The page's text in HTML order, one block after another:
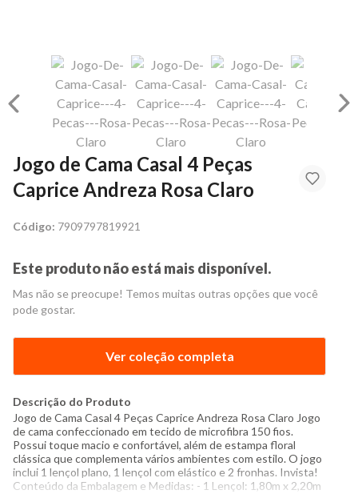
Jogo de Cama Casal 4 Peças
Caprice Andreza Rosa Claro
Código: 7909797819921
Este produto não está mais disponível.
Mas não se preocupe! Temos muitas outras opções que você
pode gostar.
Ver coleção completa
Descrição do Produto
Jogo de Cama Casal 4 Peças Caprice Andreza Rosa Claro Jogo
de cama confeccionado em tecido de microfibra 150 fios.
Possui toque macio e confortável, além de estampa floral
clássica que complementa vários ambientes com estilo. O jogo
inclui 1 lençol plano, 1 lençol com elástico e 2 fronhas. Invista!
Conteúdo da Embalagem e Medidas: - 1 Lençol: 1,80m x 2,20m